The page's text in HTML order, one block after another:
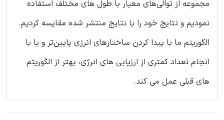
مجموعه از توالی‌های معیار با طول های مختلف استفاده
نمودیم و نتایج خود را با نتایج منتشر شده مقایسه کردیم.
الگوریتم ما با پیدا کردن ساختارهای انرژی پایین‌تر و یا با
انجام تعداد کمتری از ارزیابی های انرژی، بهتر از الگوریتم
های قبلی عمل می کند.